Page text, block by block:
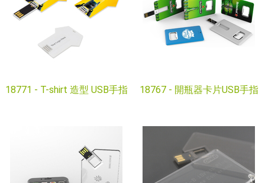
18771 - T-shirt 造型 USB手指 18767 - 開瓶器卡片USB手指